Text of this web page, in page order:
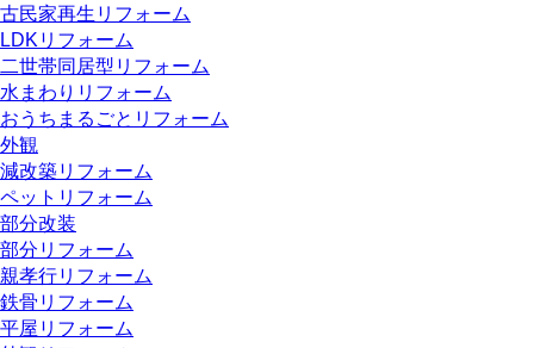
古民家再生リフォーム
LDKリフォーム
二世帯同居型リフォーム
水まわりリフォーム
おうちまるごとリフォーム
外観
減改築リフォーム
ペットリフォーム
部分改装
部分リフォーム
親孝行リフォーム
鉄骨リフォーム
平屋リフォーム